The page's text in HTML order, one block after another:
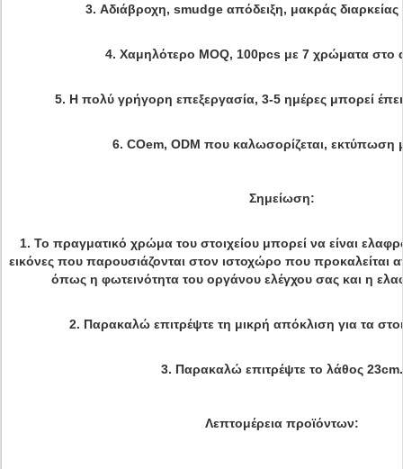
3. Αδιάβροχη, smudge απόδειξη, μακράς διαρκείας
4. Χαμηλότερο MOQ, 100pcs με 7 χρώματα στο
5. Η πολύ γρήγορη επεξεργασία, 3-5 ημέρες μπορεί
6. COem, ODM που καλωσορίζεται, εκτύπωση
Σημείωση:
1. Το πραγματικό χρώμα του στοιχείου μπορεί να είναι
εικόνες που παρουσιάζονται στον ιστοχώρο που
όπως η φωτεινότητα του οργάνου ελέγχου σας και η
2. Παρακαλώ επιτρέψτε τη μικρή απόκλιση για τα
3. Παρακαλώ επιτρέψτε το λάθος 23cm.
Λεπτομέρεια προϊόντων: